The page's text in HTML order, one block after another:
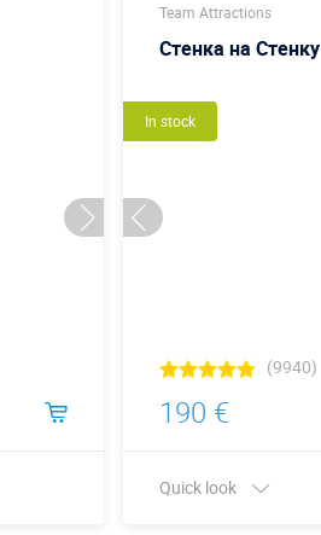
Team Attractions
Стенка на Стенку
In stock
(9940)
190 €
Quick look